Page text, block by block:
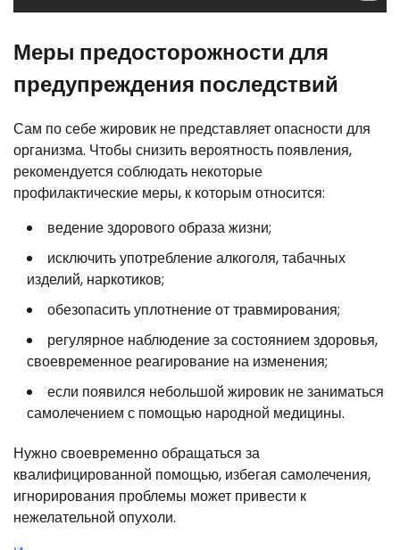
Меры предосторожности для
предупреждения последствий
Сам по себе жировик не представляет опасности для
организма. Чтобы снизить вероятность появления,
рекомендуется соблюдать некоторые
профилактические меры, к которым относится:
ведение здорового образа жизни;
исключить употребление алкоголя, табачных
изделий, наркотиков;
обезопасить уплотнение от травмирования;
регулярное наблюдение за состоянием здоровья,
своевременное реагирование на изменения;
если появился небольшой жировик не заниматься
самолечением с помощью народной медицины.
Нужно своевременно обращаться за
квалифицированной помощью, избегая самолечения,
игнорирования проблемы может привести к
нежелательной опухоли.